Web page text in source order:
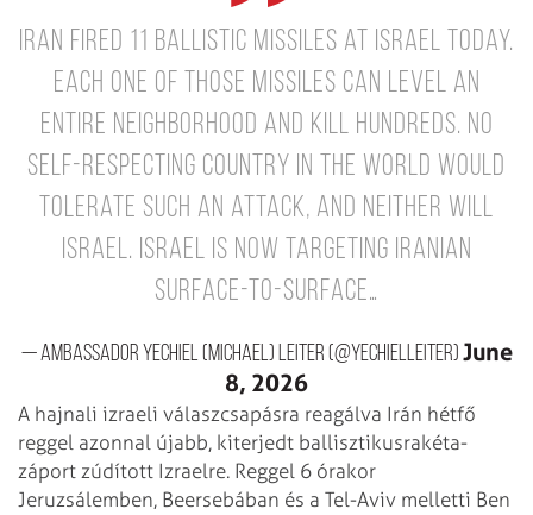
Iran fired 11 ballistic missiles at Israel today.
Each one of those missiles can level an
entire neighborhood and kill hundreds. No
self-respecting country in the world would
tolerate such an attack, and neither will
Israel. Israel is now targeting Iranian
surface-to-surface…
— Ambassador Yechiel (Michael) Leiter (@yechielleiter) June
8, 2026
A hajnali izraeli válaszcsapásra reagálva Irán hétfő
reggel azonnal újabb, kiterjedt ballisztikusrakéta-
záport zúdított Izraelre. Reggel 6 órakor
Jeruzsálemben, Beersebában és a Tel-Aviv melletti Ben